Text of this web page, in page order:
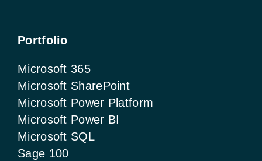
Portfolio
Microsoft 365
Microsoft SharePoint
Microsoft Power Platform
Microsoft Power BI
Microsoft SQL
Sage 100